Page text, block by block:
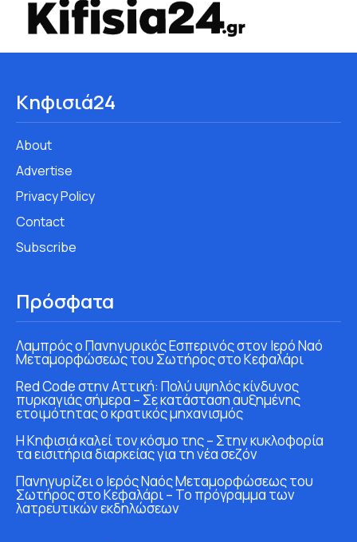
Κηφισιά24
About
Advertise
Privacy Policy
Contact
Subscribe
Πρόσφατα
Λαμπρός ο Πανηγυρικός Εσπερινός στον Ιερό Ναό
Μεταμορφώσεως του Σωτήρος στο Κεφαλάρι
Red Code στην Αττική: Πολύ υψηλός κίνδυνος
πυρκαγιάς σήμερα – Σε κατάσταση αυξημένης
ετοιμότητας ο κρατικός μηχανισμός
Η Κηφισιά καλεί τον κόσμο της – Στην κυκλοφορία
τα εισιτήρια διαρκείας για τη νέα σεζόν
Πανηγυρίζει ο Ιερός Ναός Μεταμορφώσεως του
Σωτήρος στο Κεφαλάρι – Το πρόγραμμα των
λατρευτικών εκδηλώσεων